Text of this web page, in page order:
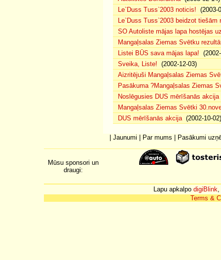
Le`Duss Tuss`2003 noticis! (2003-
Le`Duss Tuss`2003 beidzot tiešām
SO Autoliste mājas lapa hostējas
Mangaļsalas Ziemas Svētku
Listei BŪS sava mājas lapa!
Sveika, Liste! (2002-12-03)
Aizritējuši Mangaļsalas Ziemas
Pasākuma ?Mangaļsalas Ziemas
Noslēgusies DUS mērīšanās akcija
Mangaļsalas Ziemas Svētki
DUS mērīšanās akcija(2002-10-02)
Jaunumi Par mums Pasākumi
Mūsu sponsori un
draugi:
Lapu apkalpo digiBlink,
Terms &